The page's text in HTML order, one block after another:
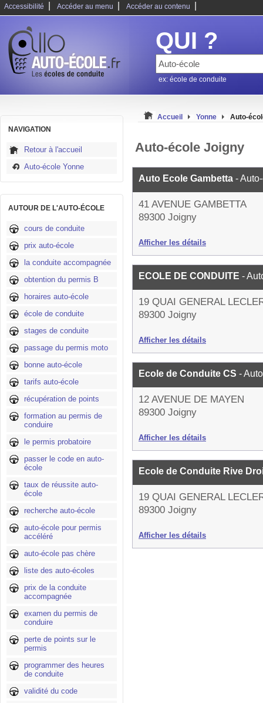
Accessibilité Accéder au menu Accéder au contenu
QUI ?
ex: école de conduite
NAVIGATION
Retour à l'accueil
Auto-école Yonne
AUTOUR DE L'AUTO-ÉCOLE
cours de conduite
prix auto-école
la conduite accompagnée
obtention du permis B
horaires auto-école
école de conduite
stages de conduite
passage du permis moto
bonne auto-école
tarifs auto-école
récupération de points
formation au permis de
conduire
le permis probatoire
passer le code en auto-
école
taux de réussite auto-
école
recherche auto-école
auto-école pour permis
accéléré
auto-école pas chère
liste des auto-écoles
prix de la conduite
accompagnée
examen du permis de
conduire
perte de points sur le
permis
programmer des heures
de conduite
validité du code
Accueil Yonne Auto-
Auto-école Joigny
Auto Ecole Gambetta -
41 AVENUE GAMBETTA
89300 Joigny
Afficher les détails
ECOLE DE CONDUITE -
19 QUAI GENERAL
89300 Joigny
Afficher les détails
Ecole de Conduite CS -
12 AVENUE DE MAYEN
89300 Joigny
Afficher les détails
Ecole de Conduite Rive
19 QUAI GENERAL
89300 Joigny
Afficher les détails